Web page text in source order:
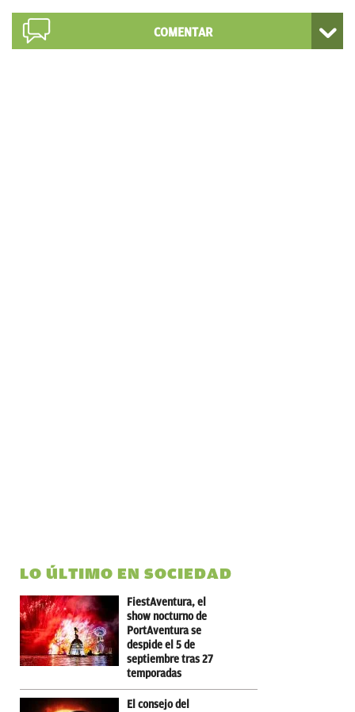
COMENTAR
LO ÚLTIMO EN SOCIEDAD
FiestAventura, el
show nocturno de
PortAventura se
despide el 5 de
septiembre tras 27
temporadas
El consejo del